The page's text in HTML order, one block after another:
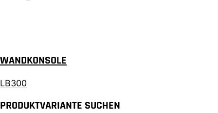
WANDKONSOLE
LB300
PRODUKTVARIANTE SUCHEN